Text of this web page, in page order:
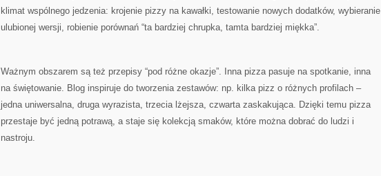
klimat wspólnego jedzenia: krojenie pizzy na kawałki, testowanie nowych dodatków, wybieranie
ulubionej wersji, robienie porównań “ta bardziej chrupka, tamta bardziej miękka”.
Ważnym obszarem są też przepisy “pod różne okazje”. Inna pizza pasuje na spotkanie, inna
na świętowanie. Blog inspiruje do tworzenia zestawów: np. kilka pizz o różnych profilach –
jedna uniwersalna, druga wyrazista, trzecia lżejsza, czwarta zaskakująca. Dzięki temu pizza
przestaje być jedną potrawą, a staje się kolekcją smaków, które można dobrać do ludzi i
nastroju.